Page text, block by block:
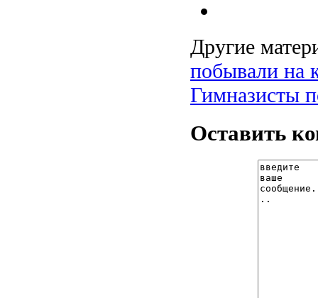
Другие
побывали на
Гимназисты
Оставить